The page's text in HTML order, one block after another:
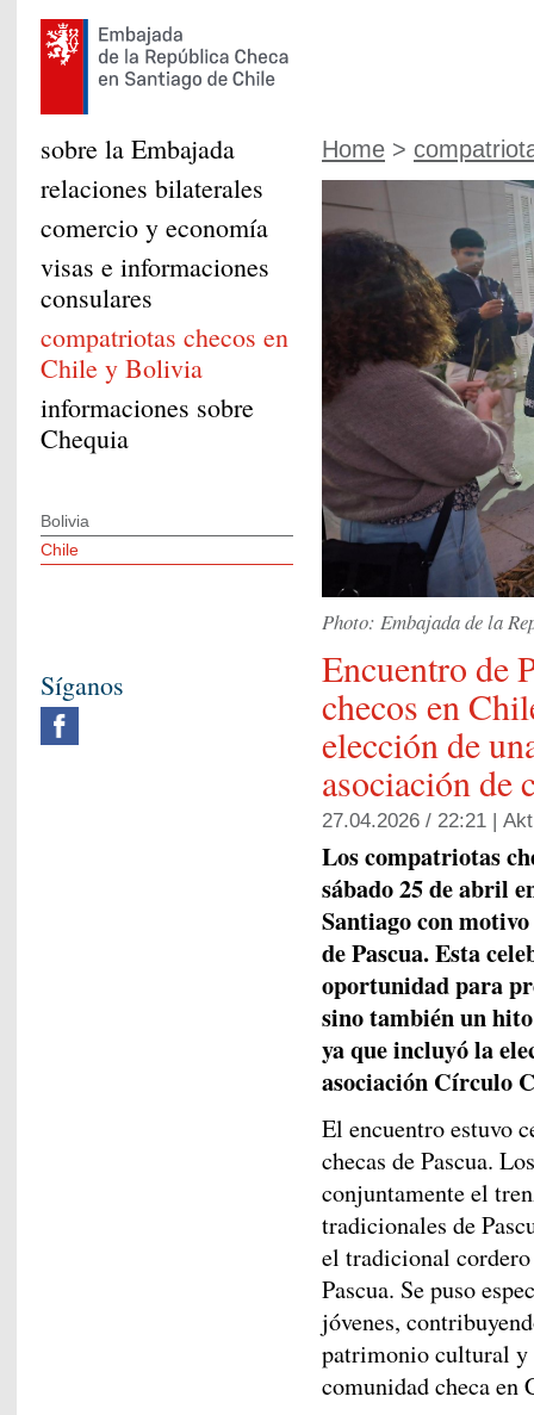
Home >
Photo: Embajada de la
Encuentro de
checos en
elección de
asociación de
27.04.2026 / 22:21 |
Los compatriotas
sábado 25 de abril
Santiago con
de Pascua. Esta
oportunidad para
sino también un
ya que incluyó la
asociación Círculo
El encuentro estuvo
checas de Pascua.
conjuntamente el
tradicionales de
el tradicional
Pascua. Se puso
jóvenes,
patrimonio cultural
comunidad checa en
sobre la Embajada
relaciones bilaterales
comercio y economía
visas e informaciones
consulares
compatriotas checos en
Chile y Bolivia
informaciones sobre
Chequia
Bolivia
Chile
Síganos